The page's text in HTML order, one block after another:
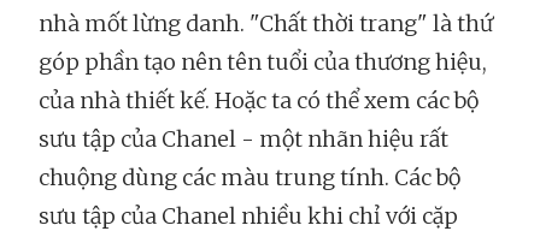
nhà mốt lừng danh. "Chất thời trang" là thứ
góp phần tạo nên tên tuổi của thương hiệu,
của nhà thiết kế. Hoặc ta có thể xem các bộ
sưu tập của Chanel - một nhãn hiệu rất
chuộng dùng các màu trung tính. Các bộ
sưu tập của Chanel nhiều khi chỉ với cặp